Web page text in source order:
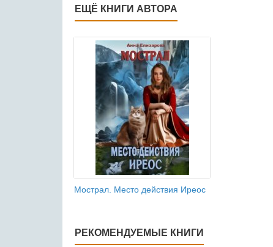
ЕЩЁ КНИГИ АВТОРА
Мострал. Место действия Иреос
РЕКОМЕНДУЕМЫЕ КНИГИ